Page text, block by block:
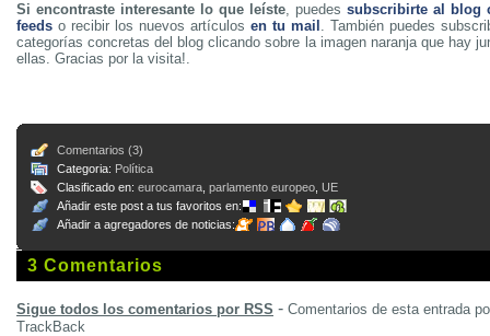
Si encontraste interesante lo que leíste, puedessubscribirte al blog
feeds o recibir los nuevos artículosen tu mail . También puedes
categorías concretas del blog clicando sobre la imagen naranja que hay
ellas. Gracias por la visita!.
Comentarios (3)
Categoria: Política
Clasificado en: eurocamara parlamento europeo UE
Añadir este post a tus favoritos en:
Añadir a agregadores de noticias:
3 Comentarios
Sigue todos los comentarios por RSS - Comentarios de esta entrada
TrackBack